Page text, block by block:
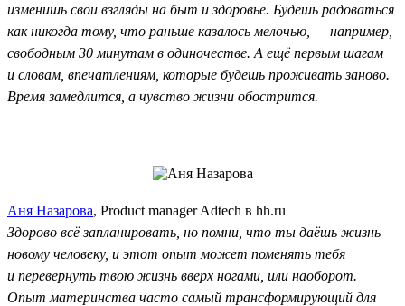
изменишь свои взгляды на быт и здоровье. Будешь радоваться
как никогда тому, что раньше казалось мелочью, — например,
свободным 30 минутам в одиночестве. А ещё первым шагам
и словам, впечатлениям, которые будешь проживать заново.
Время замедлится, а чувство жизни обострится.
Аня Назарова, Product manager Adtech в hh.ru
Здорово всё запланировать, но помни, что ты даёшь жизнь
новому человеку, и этот опыт может поменять тебя
и перевернуть твою жизнь вверх ногами, или наоборот.
Опыт материнства часто самый трансформирующий для